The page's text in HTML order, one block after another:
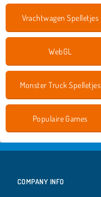
Vrachtwagen Spelletjes
WebGL
Monster Truck Spelletjes
Populaire Games
COMPANY INFO